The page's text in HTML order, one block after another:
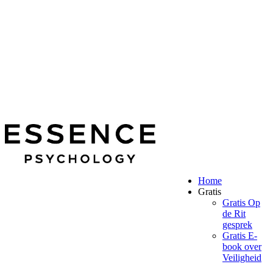
Home
Gratis
Gratis Op
de Rit
gesprek
Gratis E-
book over
Veiligheid